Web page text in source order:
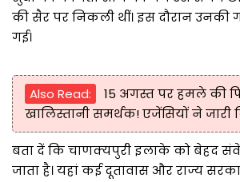
की सैर पर निकली थीं। इस दौरान उनकी
गई।
Also Read:
15 अगस्त पर हमले की
खालिस्तानी समर्थक! एजेंसियों ने जारी
बता दें कि चाणक्यपुरी इलाके को बेहद
जाता है। यहां कई दूतावास और राज्य